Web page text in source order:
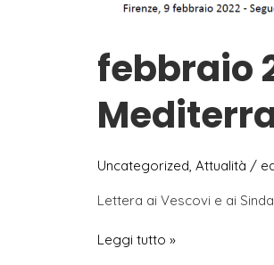
febbraio
Uncategorized, Attualità /
Lettera ai Vescovi e ai
febbraio
Leggi tutto »